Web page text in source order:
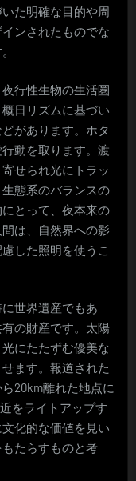
た明確な目的や周
ンされたものでな
行性生物の生活圏
日リズムに基づい
があります。ホタ
動を取ります。渡
せられ光にトラッ
態系のバランスの
とって、夜本来の
は、自然界への影
した照明を使うこ
世界遺産でもあ
の財産です。太陽
にたたずむ優美な
ます。報道された
20km離れた地点に
をライトアップす
化的な価値を見い
たらすものと考